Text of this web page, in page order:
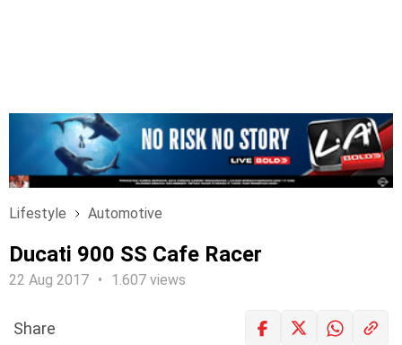
Lifestyle Automotive
Ducati 900 SS Cafe Racer
22 Aug 2017 1.607 views
Share